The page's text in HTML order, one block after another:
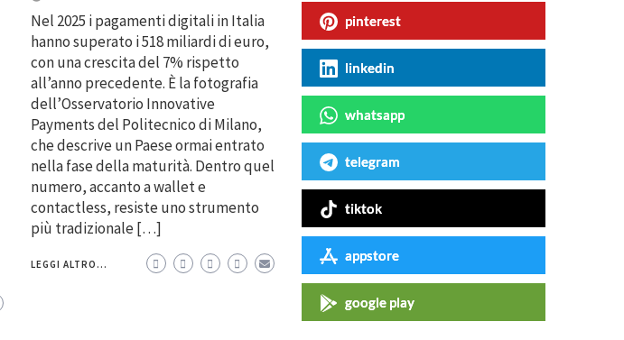
Nel 2025 i pagamenti digitali in Italia
hanno superato i 518 miliardi di euro,
con una crescita del 7% rispetto
all’anno precedente. È la fotografia
dell’Osservatorio Innovative
Payments del Politecnico di Milano,
che descrive un Paese ormai entrato
nella fase della maturità. Dentro quel
numero, accanto a wallet e
contactless, resiste uno strumento
più tradizionale […]
LEGGI ALTRO...
pinterest
linkedin
whatsapp
telegram
tiktok
appstore
google play